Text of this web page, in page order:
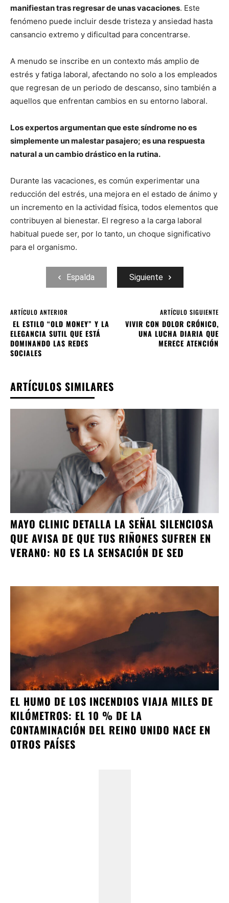
manifiestan tras regresar de unas vacaciones. Este
fenómeno puede incluir desde tristeza y ansiedad hasta
cansancio extremo y dificultad para concentrarse.
A menudo se inscribe en un contexto más amplio de
estrés y fatiga laboral, afectando no solo a los empleados
que regresan de un periodo de descanso, sino también a
aquellos que enfrentan cambios en su entorno laboral.
Los expertos argumentan que este síndrome no es
simplemente un malestar pasajero; es una respuesta
natural a un cambio drástico en la rutina.
Durante las vacaciones, es común experimentar una
reducción del estrés, una mejora en el estado de ánimo y
un incremento en la actividad física, todos elementos que
contribuyen al bienestar. El regreso a la carga laboral
habitual puede ser, por lo tanto, un choque significativo
para el organismo.
Espalda Siguiente
ARTÍCULO ANTERIOR
EL ESTILO “OLD MONEY” Y LA
ELEGANCIA SUTIL QUE ESTÁ
DOMINANDO LAS REDES
SOCIALES
ARTÍCULO SIGUIENTE
VIVIR CON DOLOR CRÓNICO,
UNA LUCHA DIARIA QUE
MERECE ATENCIÓN
ARTÍCULOS SIMILARES
MAYO CLINIC DETALLA LA SEÑAL SILENCIOSA
QUE AVISA DE QUE TUS RIÑONES SUFREN EN
VERANO: NO ES LA SENSACIÓN DE SED
EL HUMO DE LOS INCENDIOS VIAJA MILES DE
KILÓMETROS: EL 10 % DE LA
CONTAMINACIÓN DEL REINO UNIDO NACE EN
OTROS PAÍSES